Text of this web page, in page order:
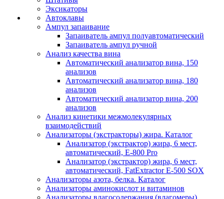
Эксикаторы
Автоклавы
Ампул запаивание
Запаиватель ампул полуавтоматический
Запаиватель ампул ручной
Анализ качества вина
Автоматический анализатор вина, 150
анализов
Автоматический анализатор вина, 180
анализов
Автоматический анализатор вина, 200
анализов
Анализ кинетики межмолекулярных
взаимодействий
Анализаторы (экстракторы) жира. Каталог
Анализатор (экстрактор) жира, 6 мест,
автоматический, E-800 Pro
Анализатор (экстрактор) жира, 6 мест,
автоматический, FatExtractor E-500 SOX
Анализаторы азота, белка. Каталог
Анализаторы аминокислот и витаминов
Анализаторы влагосодержания (влагомеры)